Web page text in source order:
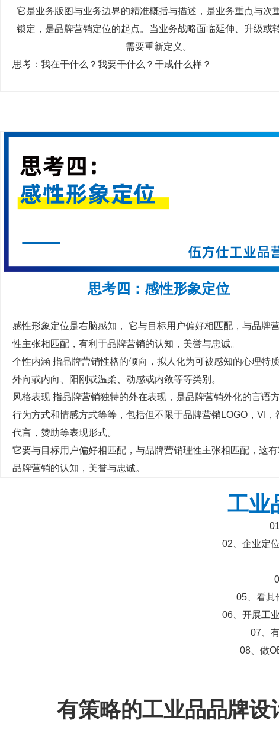
它是业务版图与业务边界的精准概括与描述，是业务重点与次
锁定，是品牌营销定位的起点。当业务战略面临延伸、升级或
需要重新定义。
思考：我在干什么？我要干什么？干成什么样？
思考四： 感性形象定位
感性形象定位是右脑感知， 它与目标用户偏好相匹配，与品牌
性主张相匹配，有利于品牌营销的认知，美誉与忠诚。
个性内涵 指品牌营销性格的倾向，拟人化为可被感知的心理特
外向或内向、阳刚或温柔、动感或内敛等等类别。
风格表现 指品牌营销独特的外在表现，是品牌营销外化的言语方
行为方式和情感方式等等，包括但不限于品牌营销LOGO，VI，
代言，赞助等表现形式。
它要与目标用户偏好相匹配，与品牌营销理性主张相匹配，这
品牌营销的认知，美誉与忠诚。
工业
02、企业定
05、看其
06、开展工
07、
08、做
有策略的工业品品牌设